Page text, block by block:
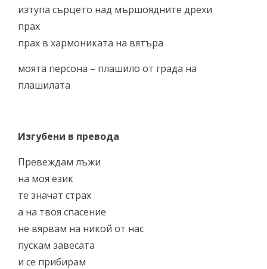
изтупа сърцето над мършоядните дрехи
прах
прах в хармониката на вятъра
моята персона – плашило от града на
плашилата
Изгубени в превода
Превеждам лъжи
на моя език
те значат страх
а на твоя спасение
не вярвам на никой от нас
пускам завесата
и се прибирам